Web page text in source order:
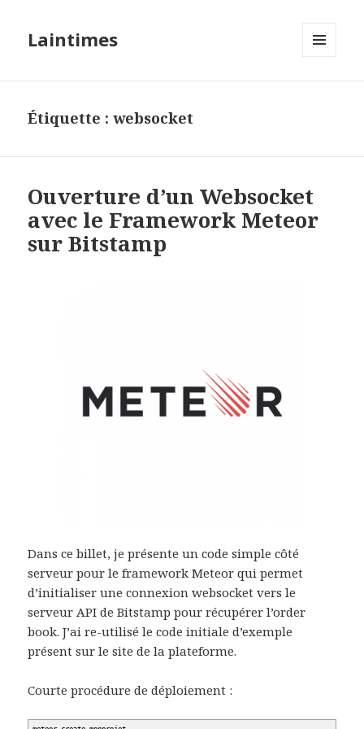
Laintimes
Étiquette :websocket
Ouverture d’un Websocket
avec le Framework Meteor
sur Bitstamp
Dans ce billet, je présente un code simple côté
serveur pour le framework Meteor qui permet
d’initialiser une connexion websocket vers le
serveur API de Bitstamp pour récupérer l’order
book. J’ai re-utilisé le code initiale d’exemple
présent sur le site de la plateforme.
Courte procédure de déploiement :